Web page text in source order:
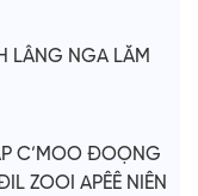
LÂNG NGA LĂM
C’MOO ĐOỌNG
ZOOI APÊÊ NIÊN